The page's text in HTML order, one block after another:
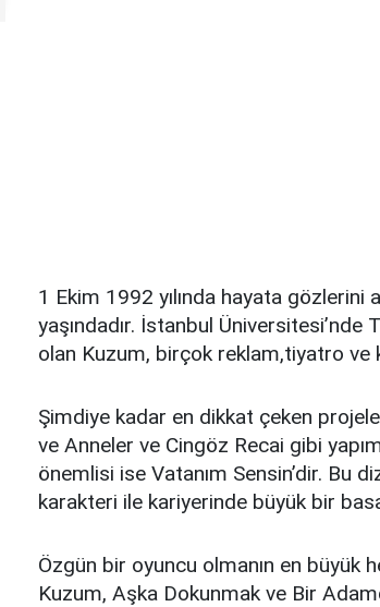
1 Ekim 1992 yılında hayata gözlerini
yaşındadır. İstanbul Üniversitesi’nde
olan Kuzum, birçok reklam,tiyatro ve
Şimdiye kadar en dikkat çeken
ve Anneler ve Cingöz Recai gibi
önemlisi ise Vatanım Sensin’dir. Bu
karakteri ile kariyerinde büyük bir
Özgün bir oyuncu olmanın en büyük
Kuzum, Aşka Dokunmak ve Bir